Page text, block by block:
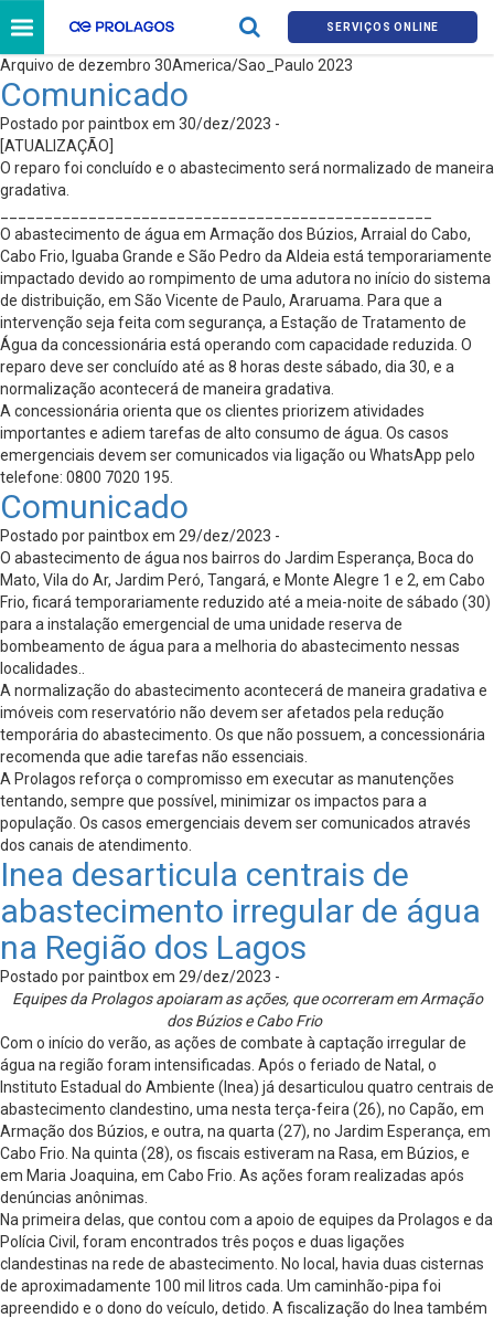
SERVIÇOS ONLINE
Arquivo de dezembro 30America/Sao_Paulo 2023
Comunicado
Postado por paintbox em 30/dez/2023 -
[ATUALIZAÇÃO]
O reparo foi concluído e o abastecimento será normalizado de maneira
gradativa.
O abastecimento de água em Armação dos Búzios, Arraial do Cabo,
Cabo Frio, Iguaba Grande e São Pedro da Aldeia está temporariamente
impactado devido ao rompimento de uma adutora no início do sistema
de distribuição, em São Vicente de Paulo, Araruama. Para que a
intervenção seja feita com segurança, a Estação de Tratamento de
Água da concessionária está operando com capacidade reduzida. O
reparo deve ser concluído até as 8 horas deste sábado, dia 30, e a
normalização acontecerá de maneira gradativa.
A concessionária orienta que os clientes priorizem atividades
importantes e adiem tarefas de alto consumo de água. Os casos
emergenciais devem ser comunicados via ligação ou WhatsApp pelo
telefone: 0800 7020 195.
Comunicado
Postado por paintbox em 29/dez/2023 -
O abastecimento de água nos bairros do Jardim Esperança, Boca do
Mato, Vila do Ar, Jardim Peró, Tangará, e Monte Alegre 1 e 2, em Cabo
Frio, ficará temporariamente reduzido até a meia-noite de sábado (30)
para a instalação emergencial de uma unidade reserva de
bombeamento de água para a melhoria do abastecimento nessas
localidades..​
​A normalização do abastecimento acontecerá de maneira gradativa e
imóveis com reservatório não devem ser afetados pela redução
temporária do abastecimento. Os que não possuem, a concessionária
recomenda que adie tarefas não essenciais.​
​A Prolagos reforça o compromisso em executar as manutenções
tentando, sempre que possível, minimizar os impactos para a
população. Os casos emergenciais devem ser comunicados através
dos canais de atendimento.
Inea desarticula centrais de
abastecimento irregular de água
na Região dos Lagos
Postado por paintbox em 29/dez/2023 -
Equipes da Prolagos apoiaram as ações, que ocorreram em Armação
dos Búzios e Cabo Frio
Com o início do verão, as ações de combate à captação irregular de
água na região foram intensificadas. Após o feriado de Natal, o
Instituto Estadual do Ambiente (Inea) já desarticulou quatro centrais de
abastecimento clandestino, uma nesta terça-feira (26), no Capão, em
Armação dos Búzios, e outra, na quarta (27), no Jardim Esperança, em
Cabo Frio. Na quinta (28), os fiscais estiveram na Rasa, em Búzios, e
em Maria Joaquina, em Cabo Frio. As ações foram realizadas após
denúncias anônimas.
Na primeira delas, que contou com a apoio de equipes da Prolagos e da
Polícia Civil, foram encontrados três poços e duas ligações
clandestinas na rede de abastecimento. No local, havia duas cisternas
de aproximadamente 100 mil litros cada. Um caminhão-pipa foi
apreendido e o dono do veículo, detido. A fiscalização do Inea também